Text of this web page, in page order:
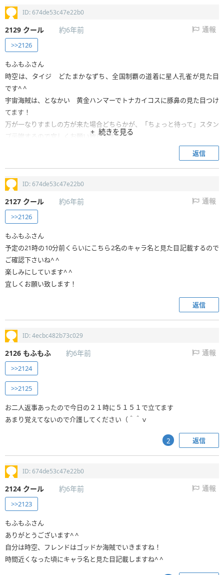
ID: 674de53c47e22b0
2129 クール 約6年前 通報
>>2126
もふもふさん
時空は、タイジ どたまかなずち、全国制覇の道着に星人孔雀が見た目
です^ ^
宇宙海賊は、となかい 黄金ハンマーでトナカイコスに豚鼻の見た目つけ
てます！
万が一なりすましの方が来た場合どちらかが、「ちょっと待って」スタン
プ示唆するので宜しくお願い致します^ ^
続きを見る
返信
ID: 674de53c47e22b0
2127 クール 約6年前 通報
>>2126
もふもふさん
予定の21時の10分前くらいにこちら2名のキャラ名と見た目記載するので
ご確認下さいね^ ^
楽しみにしています^ ^
宜しくお願い致します！
返信
ID: 4ecbc482b73c029
2126 もふもふ 約6年前 通報
>>2124
>>2125
お二人返事あったので今日の２１時に５１５１で立てます
あまり覚えてないので介護してください（＾＾ｖ
返信
2
ID: 674de53c47e22b0
2124 クール 約6年前 通報
>>2123
もふもふさん
ありがとうございます^ ^
自分は時空、フレンドはゴッドか海賊でいきますね！
時間近くなった頃にキャラ名と見た目記載しますね^ ^